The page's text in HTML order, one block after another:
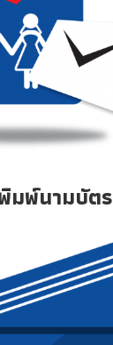
มพ์นามบัตร